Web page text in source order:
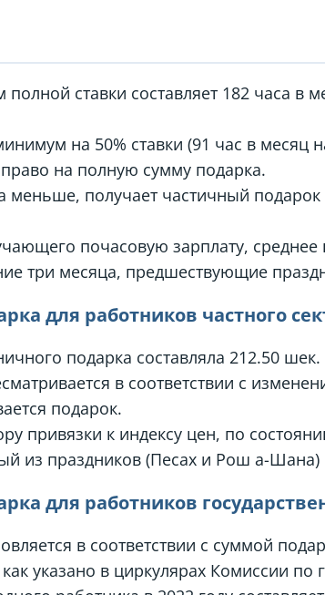
ставки составляет 182 часа в
на 50% ставки (91 час в месяц
на полную сумму подарка.
меньше, получает частичный
почасовую зарплату,
три месяца, предшествующие
для работников частного
подарка составляла 212.50 шек.
в соответствии с
подарок.
привязки к индексу цен, по
из праздников (Песах и Рош а-Шана)
для работников
в соответствии с суммой
указано в циркулярах Комиссии по